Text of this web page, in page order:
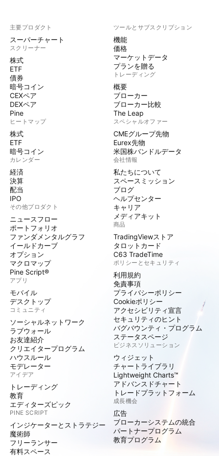
主要プロダクト
スーパーチャート
スクリーナー
株式
ETF
債券
暗号コイン
CEXペア
DEXペア
Pine
ヒートマップ
株式
ETF
暗号コイン
カレンダー
経済
決算
配当
IPO
その他プロダクト
ニュースフロー
ポートフォリオ
ファンダメンタルグラフ
イールドカーブ
オプション
マクロマップ
Pine Script®
アプリ
モバイル
デスクトップ
コミュニティ
ソーシャルネットワーク
ラブウォール
お友達紹介
クリエイタープログラム
ハウスルール
モデレーター
アイデア
トレーディング
教育
エディターズピック
PINE SCRIPT
インジケーターとストラテジー
魔術師
フリーランサー
有料スペース
ツールとサブスクリプション
機能
価格
マーケットデータ
プランを贈る
トレーディング
概要
ブローカー
ブローカー比較
The Leap
スペシャルオファー
CMEグループ先物
Eurex先物
米国株バンドルデータ
会社情報
私たちについて
スペースミッション
ブログ
ヘルプセンター
キャリア
メディアキット
商品
TradingViewストア
タロットカード
C63 TradeTime
ポリシーとセキュリティ
利用規約
免責事項
プライバシーポリシー
Cookieポリシー
アクセシビリティ宣言
セキュリティのヒント
バグバウンティ・プログラム
ステータスページ
ビジネスソリューション
ウィジェット
チャートライブラリ
Lightweight Charts™
アドバンスドチャート
トレードプラットフォーム
成長機会
広告
ブローカーシステムの統合
パートナープログラム
教育プログラム